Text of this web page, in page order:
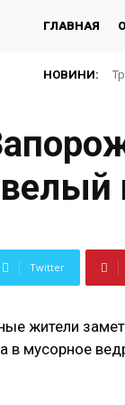
ГЛАВНАЯ
НОВИНИ:
Twitter
жители
в мусорное